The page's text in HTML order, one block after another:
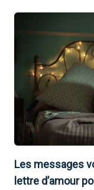
Les messages
lettre d’amour